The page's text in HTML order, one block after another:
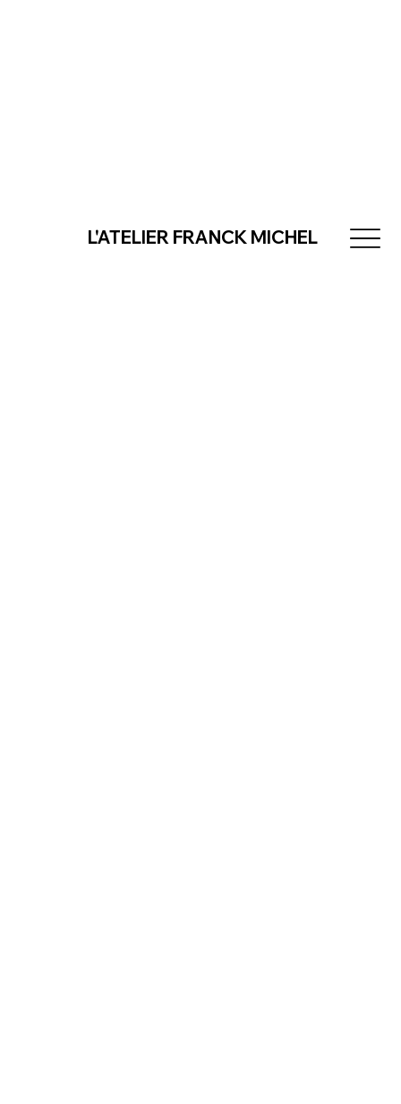
L'ATELIER FRANCK MICHEL